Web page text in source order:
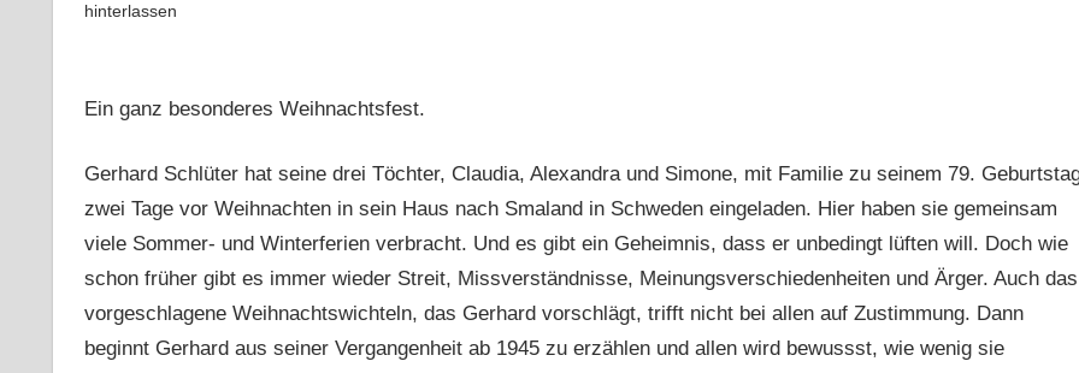
hinterlassen
Ein ganz besonderes Weihnachtsfest.
Gerhard Schlüter hat seine drei Töchter, Claudia, Alexandra und Simone, mit Familie zu seinem 79.
zwei Tage vor Weihnachten in sein Haus nach Smaland in Schweden eingeladen. Hier haben sie gemeinsam
viele Sommer- und Winterferien verbracht. Und es gibt ein Geheimnis, dass er unbedingt lüften will. Doch wie
schon früher gibt es immer wieder Streit, Missverständnisse, Meinungsverschiedenheiten und Ärger. Auch das
vorgeschlagene Weihnachtswichteln, das Gerhard vorschlägt, trifft nicht bei allen auf Zustimmung. Dann
beginnt Gerhard aus seiner Vergangenheit ab 1945 zu erzählen und allen wird bewussst, wie wenig sie